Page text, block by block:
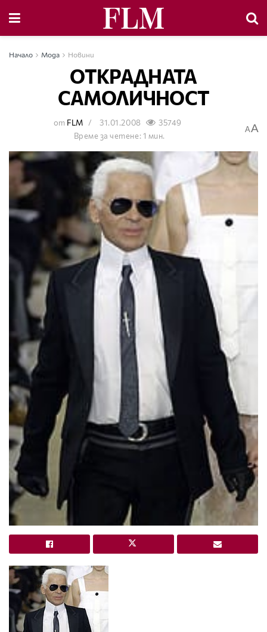
Начало Мода Новини
ОТКРАДНАТА
САМОЛИЧНОСТ
от FLM 31.01.2008
35749
Време за четене: 1 мин.
AA